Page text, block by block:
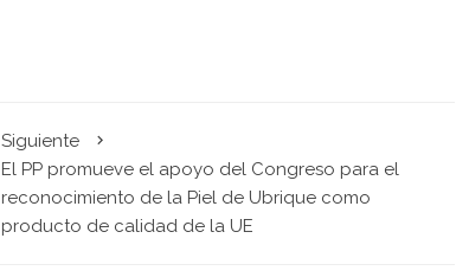
Siguiente
El PP promueve el apoyo del Congreso para el
reconocimiento de la Piel de Ubrique como
producto de calidad de la UE